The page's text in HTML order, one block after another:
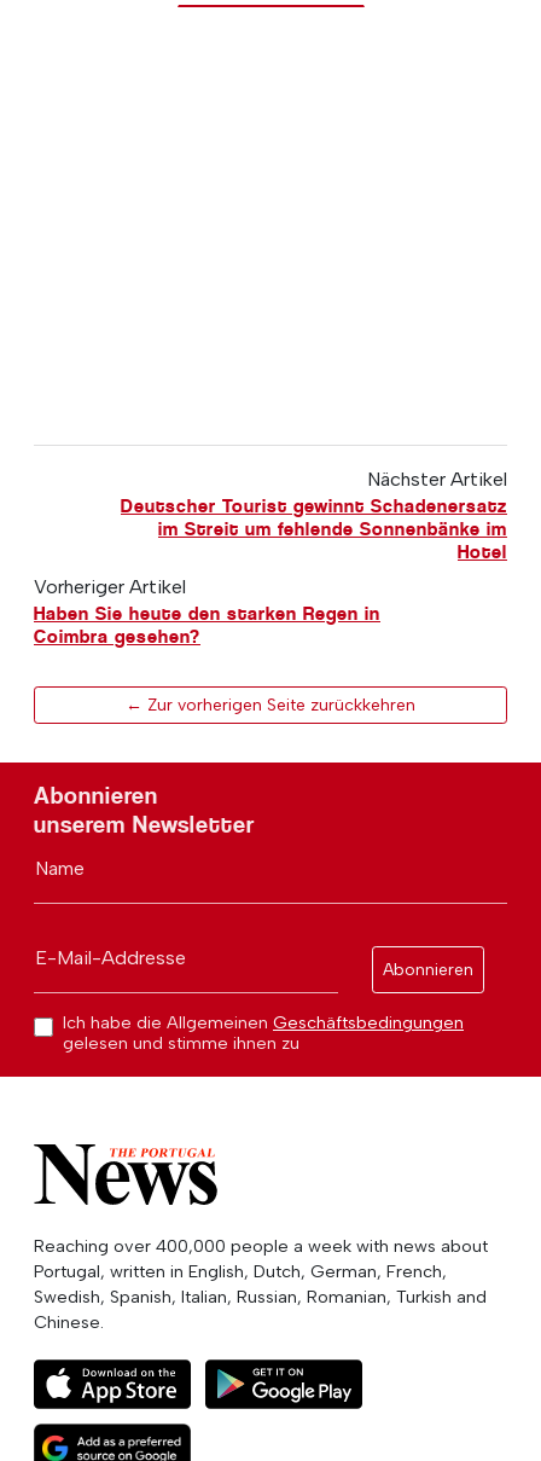
Nächster Artikel
Deutscher Tourist gewinnt Schadenersatz
im Streit um fehlende Sonnenbänke im
Hotel
Vorheriger Artikel
Haben Sie heute den starken Regen in
Coimbra gesehen?
← Zur vorherigen Seite zurückkehren
Abonnieren
unserem Newsletter
Name
E-Mail-Addresse
Abonnieren
Ich habe die Allgemeinen Geschäftsbedingungen
gelesen und stimme ihnen zu
Reaching over 400,000 people a week with news about
Portugal, written in English, Dutch, German, French,
Swedish, Spanish, Italian, Russian, Romanian, Turkish and
Chinese.